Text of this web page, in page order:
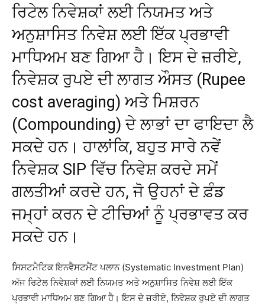
ਰਿਟੇਲ ਨਿਵੇਸ਼ਕਾਂ ਲਈ ਨਿਯਮਤ ਅਤੇ
ਅਨੁਸ਼ਾਸਿਤ ਨਿਵੇਸ਼ ਲਈ ਇੱਕ ਪ੍ਰਭਾਵੀ
ਮਾਧਿਅਮ ਬਣ ਗਿਆ ਹੈ। ਇਸ ਦੇ ਜ਼ਰੀਏ,
ਨਿਵੇਸ਼ਕ ਰੁਪਏ ਦੀ ਲਾਗਤ ਔਸਤ (Rupee
cost averaging) ਅਤੇ ਮਿਸ਼ਰਨ
(Compounding) ਦੇ ਲਾਭਾਂ ਦਾ ਫਾਇਦਾ ਲੈ
ਸਕਦੇ ਹਨ। ਹਾਲਾਂਕਿ, ਬਹੁਤ ਸਾਰੇ ਨਵੇਂ
ਨਿਵੇਸ਼ਕ SIP ਵਿੱਚ ਨਿਵੇਸ਼ ਕਰਦੇ ਸਮੇਂ
ਗਲਤੀਆਂ ਕਰਦੇ ਹਨ, ਜੋ ਉਹਨਾਂ ਦੇ ਫ਼ੰਡ
ਜਮ੍ਹਾਂ ਕਰਨ ਦੇ ਟੀਚਿਆਂ ਨੂੰ ਪ੍ਰਭਾਵਤ ਕਰ
ਸਕਦੇ ਹਨ।
ਸਿਸਟਮੈਟਿਕ ਇਨਵੈਸਟਮੈਂਟ ਪਲਾਨ (Systematic Investment Plan)
ਅੱਜ ਰਿਟੇਲ ਨਿਵੇਸ਼ਕਾਂ ਲਈ ਨਿਯਮਤ ਅਤੇ ਅਨੁਸ਼ਾਸਿਤ ਨਿਵੇਸ਼ ਲਈ ਇੱਕ
ਪ੍ਰਭਾਵੀ ਮਾਧਿਅਮ ਬਣ ਗਿਆ ਹੈ। ਇਸ ਦੇ ਜ਼ਰੀਏ, ਨਿਵੇਸ਼ਕ ਰੁਪਏ ਦੀ ਲਾਗਤ